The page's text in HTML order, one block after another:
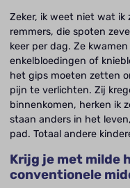
Zeker, ik weet niet wat ik
remmers, die spoten
keer per dag. Ze
enkelbloedingen of
het gips moeten zetten
pijn te verlichten. Zij
binnenkomen, herken ik
staan anders in het
pad. Totaal andere
Krijg je met milde
conventionele